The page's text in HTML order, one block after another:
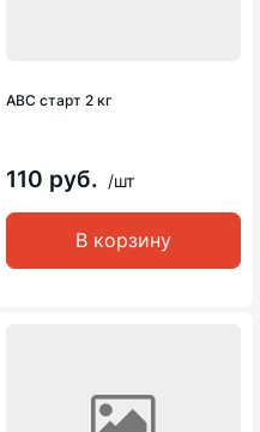
АВС старт 2 кг
110 руб. /шт
В корзину